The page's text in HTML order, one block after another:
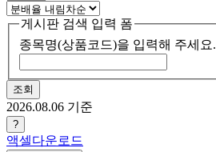
게시판 검색 입력 폼
종목명(상품코드)을 입력해 주세요.
조회
2026.08.06 기준
?
액셀다운로드